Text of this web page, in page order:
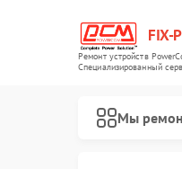
FIX-
Ремонт устройств
Специализированный
Мы